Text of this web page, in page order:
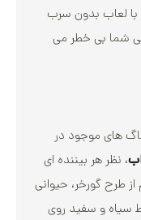
سرب
می
در
ای
حیوانی
روی